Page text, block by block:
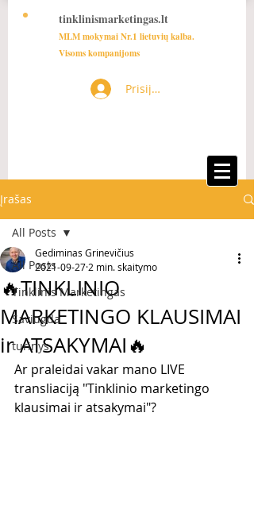
tinklinismarketingas.lt
MLM mokymai Nr.1 lietuvių kalba.
Visoms kompanijoms
Prisijungti
Įrašas
All Posts
Tinklinis Marketingas
Saviugda
turinys
All Posts
🔥TINKLINIO
MARKETINGO KLAUSIMAI
ir ATSAKYMAI🔥
Gediminas Grinevičius
2021-09-27 2 min. skaitymo
Ar praleidai vakar mano LIVE
transliaciją "Tinklinio marketingo
klausimai ir atsakymai"?